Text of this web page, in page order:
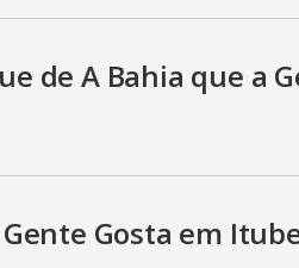
de A Bahia que a
Gosta em